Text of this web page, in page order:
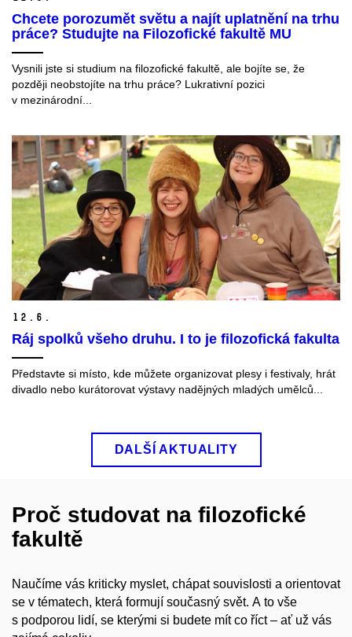
Chcete porozumět světu a najít uplatnění na trhu
práce? Studujte na Filozofické fakultě MU
Vysnili jste si studium na filozofické fakultě, ale bojíte se, že
později neobstojíte na trhu práce? Lukrativní pozici
v mezinárodní...
12. 6.
Ráj spolků všeho druhu. I to je filozofická fakulta
Představte si místo, kde můžete organizovat plesy i festivaly, hrát
divadlo nebo kurátorovat výstavy nadějných mladých umělců...
DALŠÍ AKTUALITY
Proč studovat na filozofické
fakultě
Naučíme vás kriticky myslet, chápat souvislosti a orientovat
se v tématech, která formují současný svět. A to vše
s podporou lidí, se kterými si budete mít co říct – ať už vás